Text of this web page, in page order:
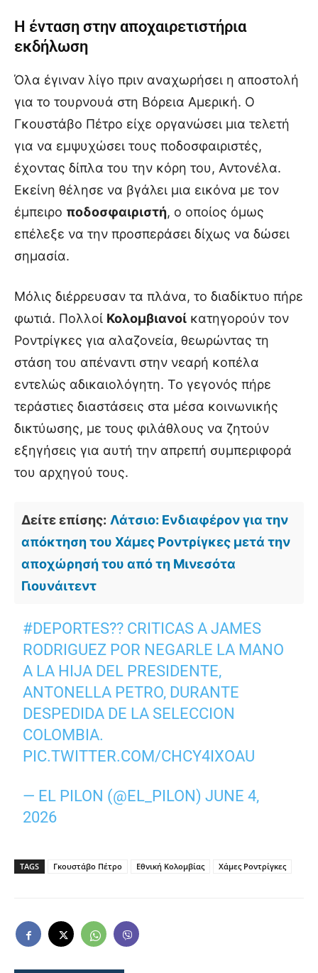
Η ένταση στην αποχαιρετιστήρια
εκδήλωση
Όλα έγιναν λίγο πριν αναχωρήσει η αποστολή
για το τουρνουά στη Βόρεια Αμερική. Ο
Γκουστάβο Πέτρο είχε οργανώσει μια τελετή
για να εμψυχώσει τους ποδοσφαιριστές,
έχοντας δίπλα του την κόρη του, Αντονέλα.
Εκείνη θέλησε να βγάλει μια εικόνα με τον
έμπειρο ποδοσφαιριστή, ο οποίος όμως
επέλεξε να την προσπεράσει δίχως να δώσει
σημασία.
Μόλις διέρρευσαν τα πλάνα, το διαδίκτυο πήρε
φωτιά. Πολλοί Κολομβιανοί κατηγορούν τον
Ροντρίγκες για αλαζονεία, θεωρώντας τη
στάση του απέναντι στην νεαρή κοπέλα
εντελώς αδικαιολόγητη. Το γεγονός πήρε
τεράστιες διαστάσεις στα μέσα κοινωνικής
δικτύωσης, με τους φιλάθλους να ζητούν
εξηγήσεις για αυτή την απρεπή συμπεριφορά
του αρχηγού τους.
Δείτε επίσης: Λάτσιο: Ενδιαφέρον για την
απόκτηση του Χάμες Ροντρίγκες μετά την
αποχώρησή του από τη Μινεσότα
Γιουνάιτεντ
#DEPORTES?? CRITICAS A JAMES
RODRIGUEZ POR NEGARLE LA MANO
A LA HIJA DEL PRESIDENTE,
ANTONELLA PETRO, DURANTE
DESPEDIDA DE LA SELECCION
COLOMBIA.
PIC.TWITTER.COM/CHCY4IXOAU
— EL PILON (@EL_PILON)JUNE 4,
2026
TAGS Γκουστάβο Πέτρο Εθνική Κολομβίας Χάμες Ροντρίγκες